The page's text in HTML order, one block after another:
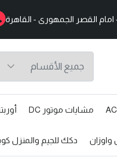
مشايات موتور DC
واوزان دكك للجيم والمنزل